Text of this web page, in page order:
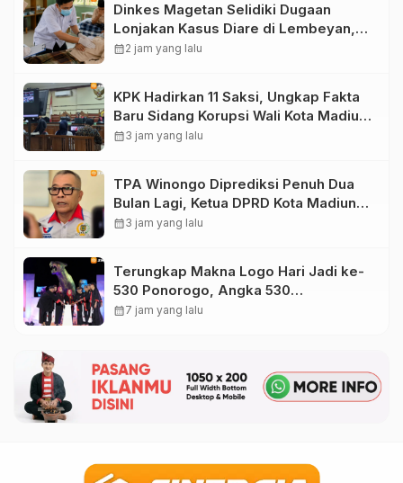
Dinkes Magetan Selidiki Dugaan
Lonjakan Kasus Diare di Lembeyan,
Lakukan Penyelidikan Epidemiologi
calendar_month2 jam yang lalu
KPK Hadirkan 11 Saksi, Ungkap Fakta
Baru Sidang Korupsi Wali Kota Madiun
Nonaktif Maidi
calendar_month3 jam yang lalu
TPA Winongo Diprediksi Penuh Dua
Bulan Lagi, Ketua DPRD Kota Madiun
Desak Pemkot Percepat Penanganan
calendar_month3 jam yang lalu
Terungkap Makna Logo Hari Jadi ke-
530 Ponorogo, Angka 530
Bertransformasi Jadi Sekar Kinanthi
calendar_month7 jam yang lalu